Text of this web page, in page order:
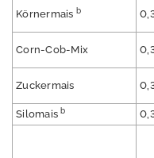
P
e
s
e
Körnermais b
Corn-Cob-Mix
Zuckermais
Silomaisb